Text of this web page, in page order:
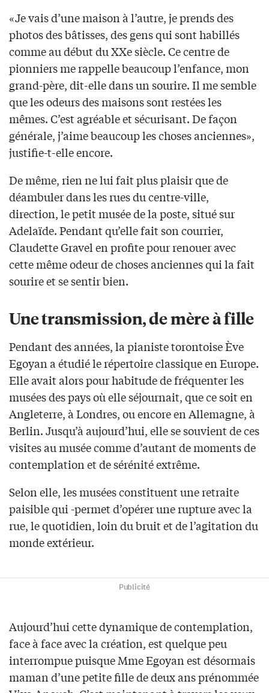
«Je vais d’une maison à l’autre, je prends des
photos des bâtisses, des gens qui sont habillés
comme au début du XXe siècle. Ce centre de
pionniers me rappelle beaucoup l’enfance, mon
grand-père, dit-elle dans un sourire. Il me semble
que les odeurs des maisons sont restées les
mêmes. C’est agréable et sécurisant. De façon
générale, j’aime beaucoup les choses anciennes»,
justifie-t-elle encore.
De même, rien ne lui fait plus plaisir que de
déambuler dans les rues du centre-ville,
direction, le petit musée de la poste, situé sur
Adelaïde. Pendant qu’elle fait son courrier,
Claudette Gravel en profite pour renouer avec
cette même odeur de choses anciennes qui la fait
sourire et se sentir bien.
Une transmission, de mère à fille
Pendant des années, la pianiste torontoise Ève
Egoyan a étudié le répertoire classique en Europe.
Elle avait alors pour habitude de fréquenter les
musées des pays où elle séjournait, que ce soit en
Angleterre, à Londres, ou encore en Allemagne, à
Berlin. Jusqu’à aujourd’hui, elle se souvient de ces
visites au musée comme d’autant de moments de
contemplation et de sérénité extrême.
Selon elle, les musées constituent une retraite
paisible qui -permet d’opérer une rupture avec la
rue, le quotidien, loin du bruit et de l’agitation du
monde extérieur.
Publicité
Aujourd’hui cette dynamique de contemplation,
face à face avec la création, est quelque peu
interrompue puisque Mme Egoyan est désormais
maman d’une petite fille de deux ans prénommée